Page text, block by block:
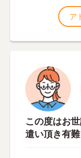
ア
この度はお
遣い頂き有難